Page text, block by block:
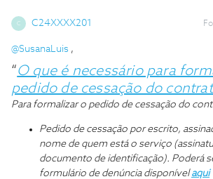
C C24XXXX201
@SusanaLuis ,
“O que é necessário para
pedido de cessação do
Para formalizar o pedido de cessação do
Pedido de cessação por escrito,
nome de quem está o serviço
documento de identificação). Poderá
formulário de denúncia disponívelaqui